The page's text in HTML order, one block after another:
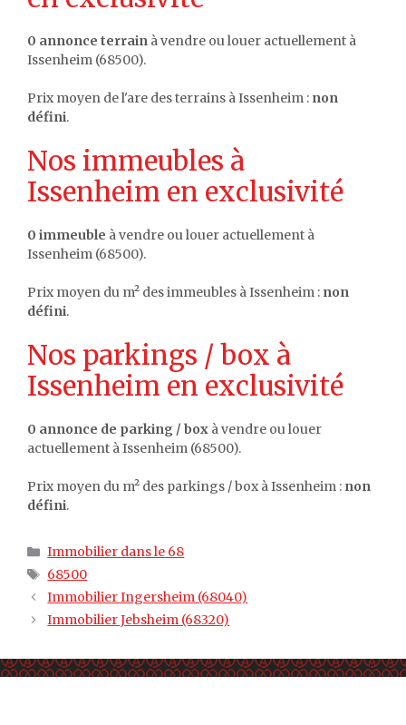
0 annonce terrain à vendre ou louer actuellement à
Issenheim (68500).
Prix moyen de l'are des terrains à Issenheim : non
défini.
Nos immeubles à
Issenheim en exclusivité
0 immeuble à vendre ou louer actuellement à
Issenheim (68500).
Prix moyen du m² des immeubles à Issenheim : non
défini.
Nos parkings / box à
Issenheim en exclusivité
0 annonce de parking / box à vendre ou louer
actuellement à Issenheim (68500).
Prix moyen du m² des parkings / box à Issenheim : non
défini.
Catégories
Immobilier dans le 68
Étiquettes
68500
Immobilier Ingersheim (68040)
Immobilier Jebsheim (68320)